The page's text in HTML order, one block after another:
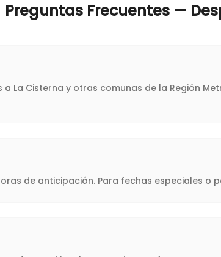
Preguntas Frecuentes —
a La Cisterna y otras comunas de la Región
de anticipación. Para fechas especiales o